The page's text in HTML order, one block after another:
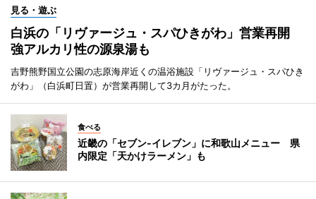
見る・遊ぶ
白浜の「リヴァージュ・スパひきがわ」営業再開
強アルカリ性の源泉湯も
吉野熊野国立公園の志原海岸近くの温浴施設「リヴァージュ・スパひき
がわ」（白浜町日置）が営業再開して3カ月がたった。
食べる
近畿の「セブン-イレブン」に和歌山メニュー 県
内限定「天かけラーメン」も